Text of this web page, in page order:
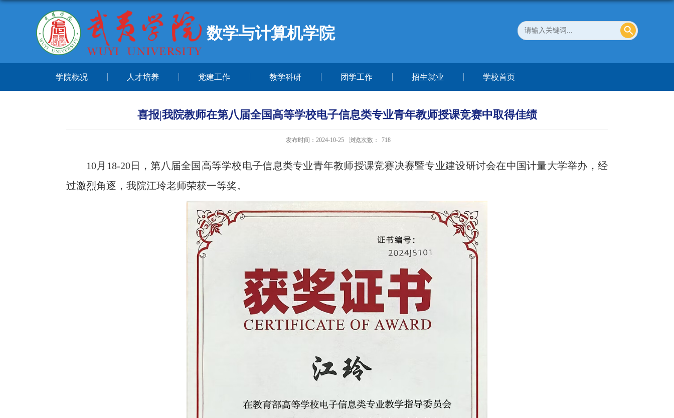
数学与计算机学院
学院概况 人才培养 党建工作 教学科研 团学工作 招生就业 学校首页
喜报|我院教师在第八届全国高等学校电子信息类专业青年教师授课竞赛中取得佳绩
发布时间：2024-10-25 浏览次数： 718
10月18-20日，第八届全国高等学校电子信息类专业青年教师授课竞赛决赛暨专业建设研讨会在中国计量大学举办，经
过激烈角逐，我院江玲老师荣获一等奖。